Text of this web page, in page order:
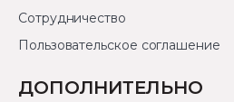
Сотрудничество
Пользовательское соглашение
ДОПОЛНИТЕЛЬНО